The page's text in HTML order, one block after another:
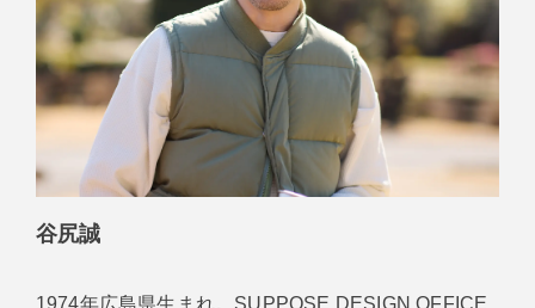
谷尻誠
1974年広島県生まれ。SUPPOSE DESIGN OFFICE